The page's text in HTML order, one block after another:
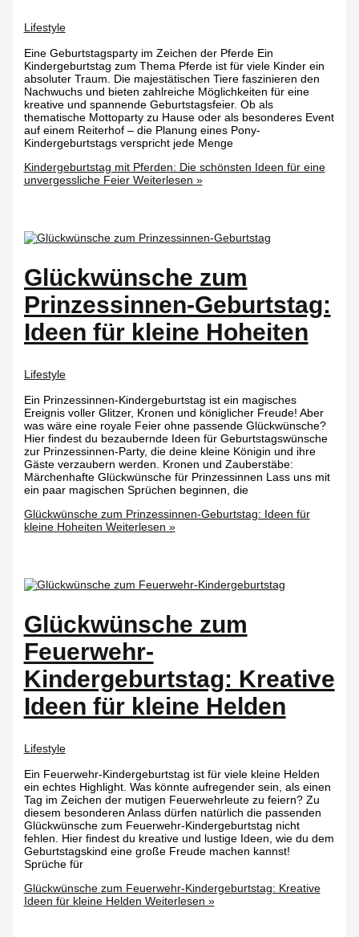
Lifestyle
Eine Geburtstagsparty im Zeichen der Pferde Ein
Kindergeburtstag zum Thema Pferde ist für viele Kinder ein
absoluter Traum. Die majestätischen Tiere faszinieren den
Nachwuchs und bieten zahlreiche Möglichkeiten für eine
kreative und spannende Geburtstagsfeier. Ob als
thematische Mottoparty zu Hause oder als besonderes Event
auf einem Reiterhof – die Planung eines Pony-
Kindergeburtstags verspricht jede Menge
Kindergeburtstag mit Pferden: Die schönsten Ideen für eine
unvergessliche FeierWeiterlesen »
Glückwünsche zum
Prinzessinnen-Geburtstag:
Ideen für kleine Hoheiten
Lifestyle
Ein Prinzessinnen-Kindergeburtstag ist ein magisches
Ereignis voller Glitzer, Kronen und königlicher Freude! Aber
was wäre eine royale Feier ohne passende Glückwünsche?
Hier findest du bezaubernde Ideen für Geburtstagswünsche
zur Prinzessinnen-Party, die deine kleine Königin und ihre
Gäste verzaubern werden. Kronen und Zauberstäbe:
Märchenhafte Glückwünsche für Prinzessinnen Lass uns mit
ein paar magischen Sprüchen beginnen, die
Glückwünsche zum Prinzessinnen-Geburtstag: Ideen für
kleine Hoheiten Weiterlesen »
Glückwünsche zum
Feuerwehr-
Kindergeburtstag: Kreative
Ideen für kleine Helden
Lifestyle
Ein Feuerwehr-Kindergeburtstag ist für viele kleine Helden
ein echtes Highlight. Was könnte aufregender sein, als einen
Tag im Zeichen der mutigen Feuerwehrleute zu feiern? Zu
diesem besonderen Anlass dürfen natürlich die passenden
Glückwünsche zum Feuerwehr-Kindergeburtstag nicht
fehlen. Hier findest du kreative und lustige Ideen, wie du dem
Geburtstagskind eine große Freude machen kannst!
Sprüche für
Glückwünsche zum Feuerwehr-Kindergeburtstag: Kreative
Ideen für kleine Helden Weiterlesen »